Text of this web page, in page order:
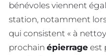
bénévoles viennent
station, notamment lors
qui consistent « à
prochain épierrage est